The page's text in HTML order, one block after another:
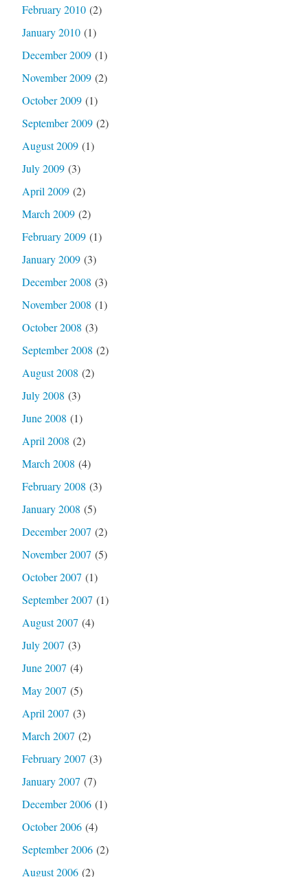
February 2010(2)
January 2010(1)
December 2009(1)
November 2009(2)
October 2009(1)
September 2009(2)
August 2009(1)
July 2009(3)
April 2009(2)
March 2009(2)
February 2009(1)
January 2009(3)
December 2008 (3)
November 2008 (1)
October 2008 (3)
September 2008 (2)
August 2008 (2)
July 2008 (3)
June 2008 (1)
April 2008 (2)
March 2008 (4)
February 2008 (3)
January 2008 (5)
December 2007 (2)
November 2007 (5)
October 2007 (1)
September 2007 (1)
August 2007 (4)
July 2007 (3)
June 2007 (4)
May 2007 (5)
April 2007 (3)
March 2007 (2)
February 2007 (3)
January 2007 (7)
December 2006(1)
October 2006(4)
September 2006(2)
August 2006(2)